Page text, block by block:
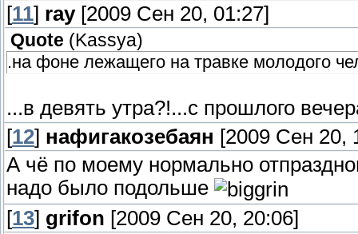
[11] ray[2009 Сен 20, 01:27]
Quote ( Kassya)
.на фоне лежащего на травке молодого
...в девять утра?!...с прошлого
[12] нафигакозебаян [2009 Сен 20,
А чё по моему нормально
надо было подольше
[13] grifon [2009 Сен 20, 20:06]